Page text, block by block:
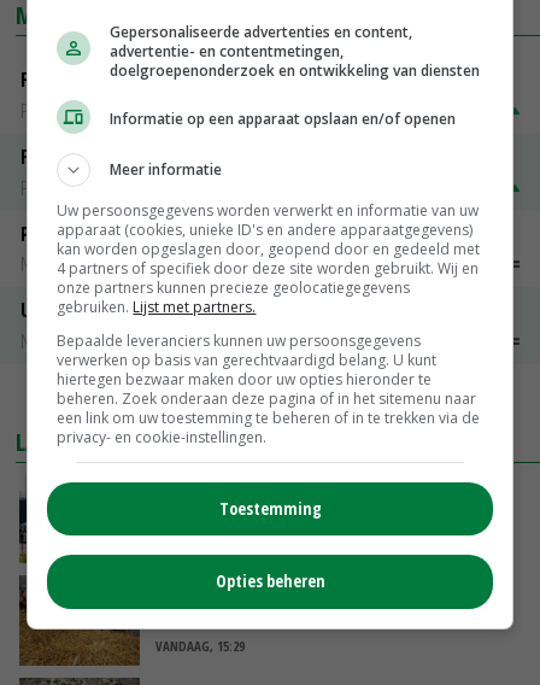
MARKTPRIJZEN
Fontane
PotatoNL
€ 15,00~ € 23,00
Fritesgeschikt NL Du Be
PotatoNL
Peen
Noteringen
€ 26,00~ € 33,00
Uien Middenmeer Geel 30-60% grof
Noteringen
€ 0,00~
MEER MARKTPRIJZEN
LAATSTE NIEUWS
Gemiddelde Europese melkprijs daalt licht in
Frans onderzoekcentrum bestrijkt hele
VANDAAG, 15:29
Gepersonaliseerde advertenties en content,
advertentie- en contentmetingen,
doelgroepenonderzoek en ontwikkeling van diensten
Informatie op een apparaat opslaan en/of openen
Meer informatie
Uw persoonsgegevens worden verwerkt en informatie van uw
apparaat (cookies, unieke ID's en andere apparaatgegevens)
kan worden opgeslagen door, geopend door en gedeeld met
4 partners of specifiek door deze site worden gebruikt. Wij en
onze partners kunnen precieze geolocatiegegevens
gebruiken. Lijst met partners.
Bepaalde leveranciers kunnen uw persoonsgegevens
verwerken op basis van gerechtvaardigd belang. U kunt
hiertegen bezwaar maken door uw opties hieronder te
beheren. Zoek onderaan deze pagina of in het sitemenu naar
een link om uw toestemming te beheren of in te trekken via de
privacy- en cookie-instellingen.
Toestemming
Opties beheren